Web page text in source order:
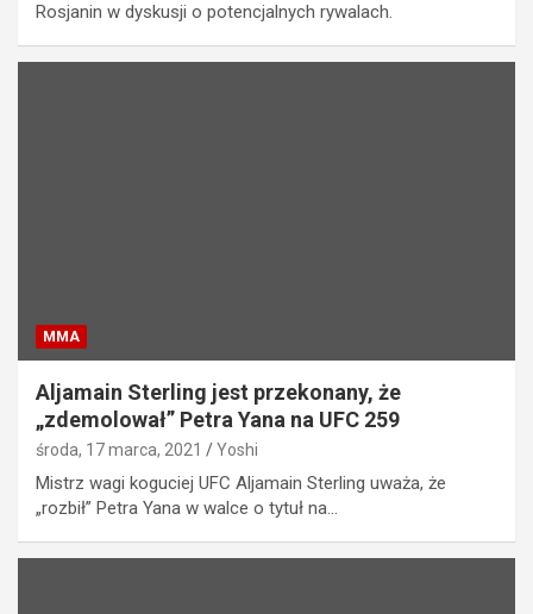
Rosjanin w dyskusji o potencjalnych rywalach.
MMA
Aljamain Sterling jest przekonany, że
„zdemolował” Petra Yana na UFC 259
środa, 17 marca, 2021 Yoshi
Mistrz wagi koguciej UFC Aljamain Sterling uważa, że
„rozbił” Petra Yana w walce o tytuł na…